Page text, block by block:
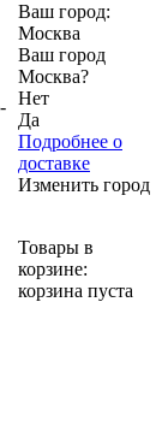
Ваш город:
Москва
Ваш город
Москва?
Нет
Да
Подробнее о
доставке
Изменить город
Товары в
корзине:
корзина пуста